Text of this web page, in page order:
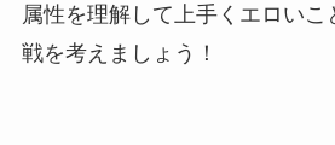
属性を理解して上手くエロい
戦を考えましょう！